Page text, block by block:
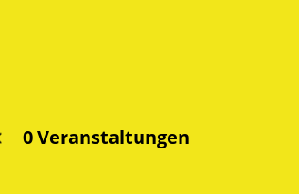
Filter0 Veranstaltungen